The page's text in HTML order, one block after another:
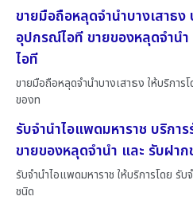
ขายมือถือหลุดจำนำบางเสาธง
อุปกรณ์ไอที ขายของหลุดจำน
ไอที
ขายมือถือหลุดจำนำบางเสาธง ให้บริการ
ของท
รับจำนำไอแพดมหาราช บริกา
ขายของหลุดจำนำ และ รับฝา
รับจำนำไอแพดมหาราช ให้บริการโดย รั
ชนิด